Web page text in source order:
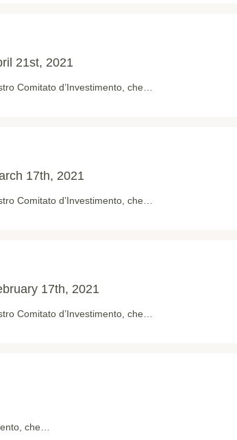
21st, 2021
Comitato d’Investimento, che…
17th, 2021
Comitato d’Investimento, che…
17th, 2021
Comitato d’Investimento, che…
che…